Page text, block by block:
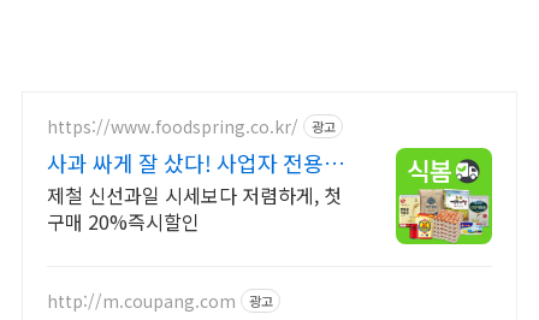
https://www.foodspring.co.kr/ 광고
사과 싸게 잘 샀다! 사업자 전용
특가
제철 신선과일 시세보다 저렴하게, 첫
구매 20%즉시할인
http://m.coupang.com 광고